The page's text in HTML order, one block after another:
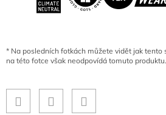
* Na posledních fotkách můžete vidět jak tento
na této fotce však neodpovídá tomuto produktu.